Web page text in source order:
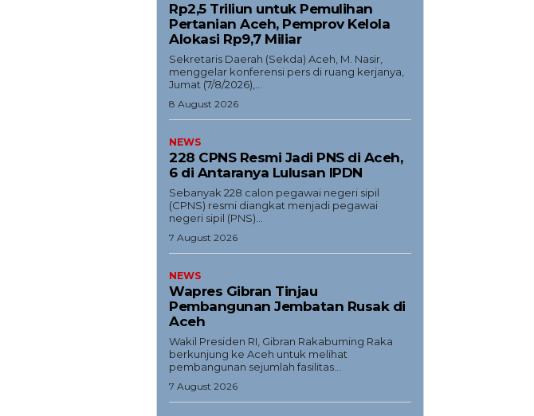
Rp2,5 Triliun untuk Pemulihan
Pertanian Aceh, Pemprov Kelola
Alokasi Rp9,7 Miliar
‎Sekretaris Daerah (Sekda) Aceh, M. Nasir,
menggelar konferensi pers di ruang kerjanya,
Jumat (7/8/2026),...
8 August 2026
NEWS
228 CPNS Resmi Jadi PNS di Aceh,
6 di Antaranya Lulusan IPDN
Sebanyak 228 calon pegawai negeri sipil
(CPNS) resmi diangkat menjadi pegawai
negeri sipil (PNS)...
7 August 2026
NEWS
Wapres Gibran Tinjau
Pembangunan Jembatan Rusak di
Aceh
Wakil Presiden RI, Gibran Rakabuming Raka
berkunjung ke Aceh untuk melihat
pembangunan sejumlah fasilitas...
7 August 2026